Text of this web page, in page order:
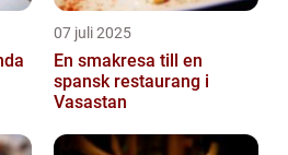
07 juli 2025
En smakresa till en
spansk restaurang i
Vasastan